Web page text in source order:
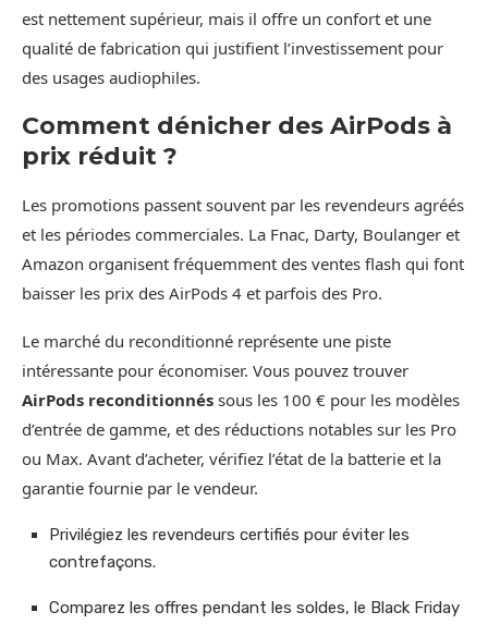
est nettement supérieur, mais il offre un confort et une
qualité de fabrication qui justifient l’investissement pour
des usages audiophiles.
Comment dénicher des AirPods à
prix réduit ?
Les promotions passent souvent par les revendeurs agréés
et les périodes commerciales. La Fnac, Darty, Boulanger et
Amazon organisent fréquemment des ventes flash qui font
baisser les prix des AirPods 4 et parfois des Pro.
Le marché du reconditionné représente une piste
intéressante pour économiser. Vous pouvez trouver
AirPods reconditionnés sous les 100 € pour les modèles
d’entrée de gamme, et des réductions notables sur les Pro
ou Max. Avant d’acheter, vérifiez l’état de la batterie et la
garantie fournie par le vendeur.
Privilégiez les revendeurs certifiés pour éviter les
contrefaçons.
Comparez les offres pendant les soldes, le Black Friday